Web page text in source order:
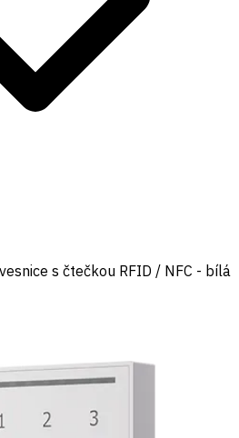
s čtečkou RFID / NFC - bílá